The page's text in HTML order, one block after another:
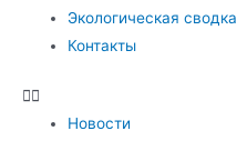
Экологическая сводка
Контакты
Новости